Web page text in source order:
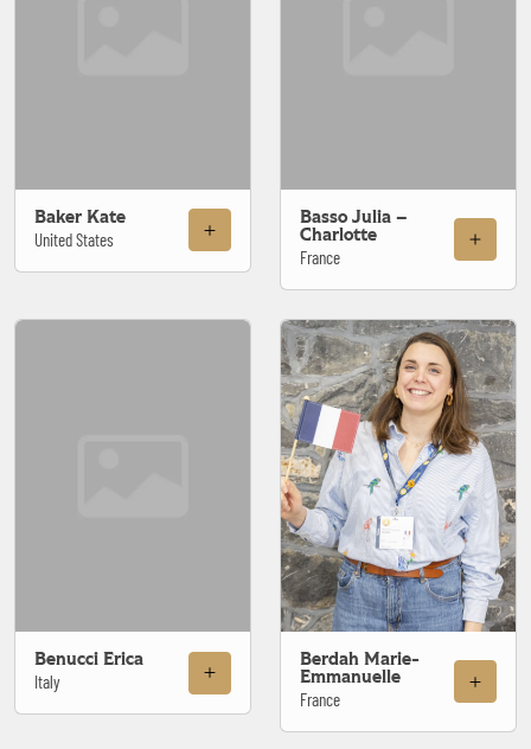
Baker Kate
United States
Basso Julia –
Charlotte
France
Benucci Erica
Italy
Berdah Marie-
Emmanuelle
France